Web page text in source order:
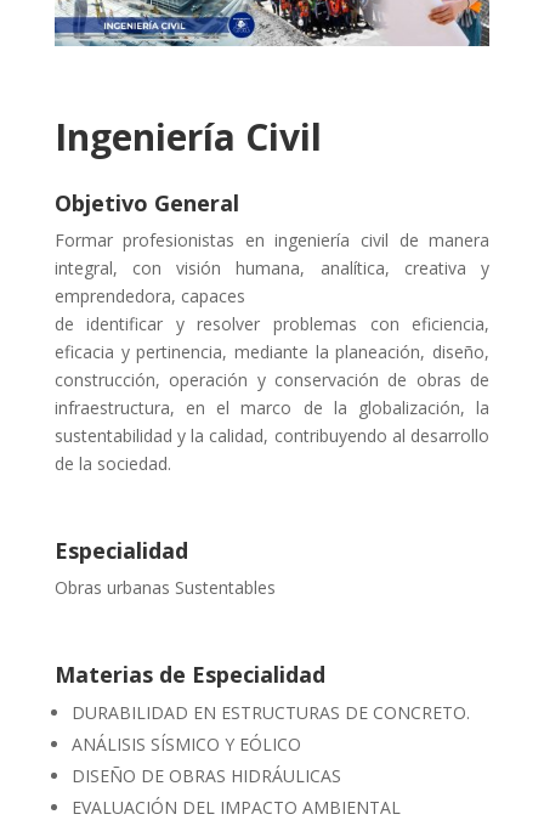
Ingeniería Civil
Objetivo General
Formar profesionistas en ingeniería civil de manera
integral, con visión humana, analítica, creativa y
emprendedora, capaces
de identificar y resolver problemas con eficiencia,
eficacia y pertinencia, mediante la planeación, diseño,
construcción, operación y conservación de obras de
infraestructura, en el marco de la globalización, la
sustentabilidad y la calidad, contribuyendo al desarrollo
de la sociedad.
Especialidad
Obras urbanas Sustentables
Materias de Especialidad
DURABILIDAD EN ESTRUCTURAS DE CONCRETO.
ANÁLISIS SÍSMICO Y EÓLICO
DISEÑO DE OBRAS HIDRÁULICAS
EVALUACIÓN DEL IMPACTO AMBIENTAL